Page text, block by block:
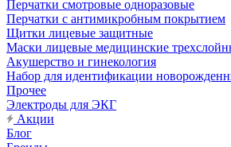
Перчатки смотровые одноразовые
Перчатки с антимикробным покрытием
Щитки лицевые защитные
Маски лицевые медицинские
Акушерство и гинекология
Набор для идентификации
Прочее
Электроды для ЭКГ
Акции
Блог